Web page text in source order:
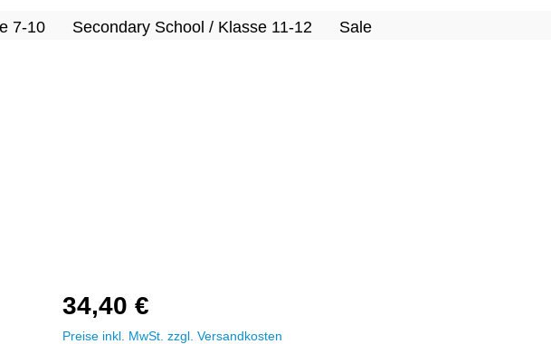
7-10 Secondary School / Klasse 11-12 Sale
34,40 €
Preise inkl. MwSt. zzgl. Versandkosten